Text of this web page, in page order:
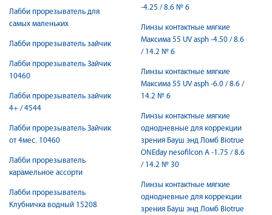
Лабби прорезыватель для
самых маленьких
Лабби прорезыватель зайчик
Лабби прорезыватель Зайчик
10460
Лабби прорезыватель зайчик
4+ / 4544
Лабби прорезыватель Зайчик
от 4мес. 10460
Лабби прорезыватель
карамельное ассорти
Лабби прорезыватель
Клубничка водный 15208
-4.25 / 8.6 № 6
Линзы контактные мягкие
Максима 55 UV asph -4.50 / 8.6
/ 14.2 № 6
Линзы контактные мягкие
Максима 55 UV asph -6.0 / 8.6 /
14.2 № 6
Линзы контактные мягкие
однодневные для коррекции
зрения Бауш энд Ломб Biotrue
ONEday nesofilcon A -1.75 / 8.6
/ 14.2 № 30
Линзы контактные мягкие
однодневные для коррекции
зрения Бауш энд Ломб Biotrue